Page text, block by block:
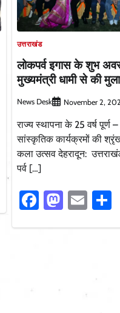
उत्तराखंड
लोकपर्व इगास के शुभ
मुख्यमंत्री धामी से की
News Desk November 2,
राज्य स्थापना के 25 वर्ष पूर्ण
सांस्कृतिक कार्यक्रमों की
कला उत्सव देहरादून:
पर्व […]
Facebook